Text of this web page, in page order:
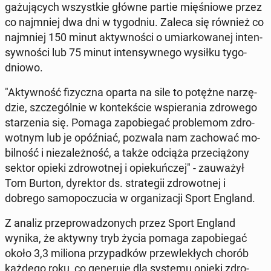
ga­żu­ją­cych wszyst­kie główne partie mię­śnio­we przez
co naj­mniej dwa dni w ty­go­dniu. Zaleca się również co
naj­mniej 150 minut ak­tyw­no­ści o umiar­ko­wa­nej in­ten­
syw­no­ści lub 75 minut in­ten­syw­ne­go wysiłku ty­go­
dnio­wo.
"Ak­tyw­ność fi­zycz­na oparta na sile to potężne na­rzę­
dzie, szcze­gól­nie w kon­tek­ście wspie­ra­nia zdro­we­go
sta­rze­nia się. Pomaga za­po­bie­gać pro­ble­mom zdro­
wot­nym lub je opóź­niać, pozwala nam za­cho­wać mo­
bil­ność i nie­za­leż­ność, a także odciąża prze­cią­żo­ny
sektor opieki zdro­wot­nej i opie­kuń­czej" - za­uwa­żył
Tom Burton, dy­rek­tor ds. stra­te­gii zdro­wot­nej i
dobrego sa­mo­po­czu­cia w or­ga­ni­za­cji Sport England.
Z analiz prze­pro­wa­dzo­nych przez Sport England
wynika, że aktywny tryb życia pomaga za­po­bie­gać
około 3,3 miliona przy­pad­ków prze­wle­kłych chorób
każdego roku, co ge­ne­ru­je dla systemu opieki zdro­